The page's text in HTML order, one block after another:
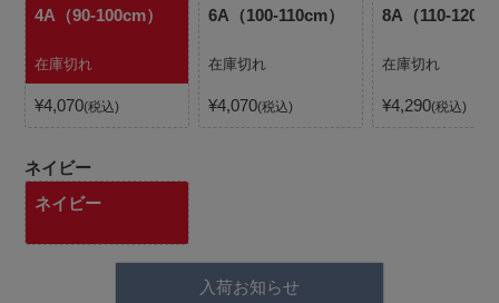
4A（90-100cm）
在庫切れ
¥4,070 税込
6A（100-110cm）
在庫切れ
¥4,070 税込
8A（110-
在庫切れ
¥4,290 税込
ネイビー
ネイビー
入荷お知らせ